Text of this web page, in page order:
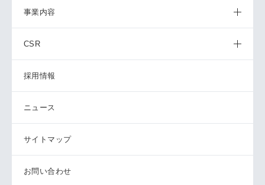
事業内容
CSR
採用情報
ニュース
サイトマップ
お問い合わせ